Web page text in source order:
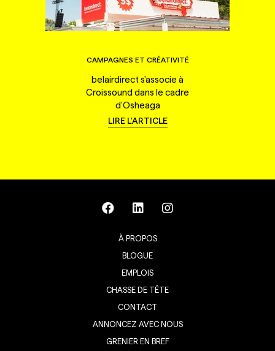
CAMPAGNES ET CRÉATIVITÉ
belairdirect s'associe à
Croissound dans le cadre
d'Osheaga
LIRE L'ARTICLE
À PROPOS
BLOGUE
EMPLOIS
CHASSE DE TÊTE
CONTACT
ANNONCEZ AVEC NOUS
GRENIER EN BREF